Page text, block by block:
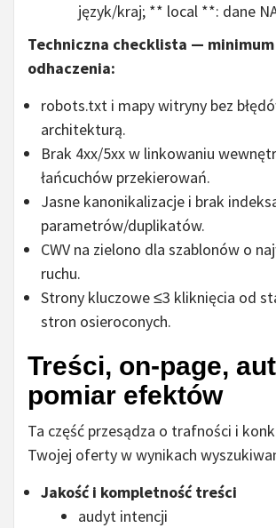
język/kraj; ** local **: dane
Techniczna checklista —
odhaczenia:
robots.txt i mapy witryny bez
architekturą.
Brak 4xx/5xx w linkowaniu
łańcuchów przekierowań.
Jasne kanonikalizacje i brak
parametrów/duplikatów.
CWV na zielono dla szablonów o
ruchu.
Strony kluczowe ≤3 kliknięcia od
stron osieroconych.
Treści, on-page,
pomiar efektów
Ta część przesądza o trafności i
Twojej oferty w wynikach
Jakość i kompletność treści
audyt intencji